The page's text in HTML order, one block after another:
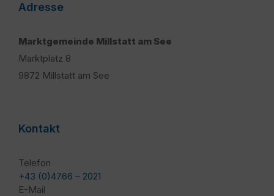
Adresse
Marktgemeinde Millstatt am See
Marktplatz 8
9872 Millstatt am See
Kontakt
Telefon
+43 (0)4766 – 2021
E-Mail